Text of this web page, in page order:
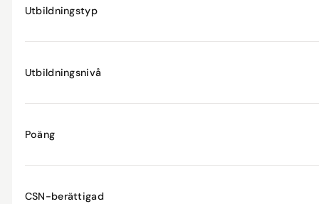
Utbildningstyp
Utbildningsnivå
Poäng
CSN-berättigad